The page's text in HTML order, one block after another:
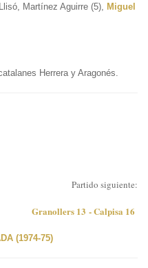
Martínez Aguirre (5), Miguel
Herrera y Aragonés.
Partido siguiente:
Granollers 13 - Calpisa 16
(1974-75)